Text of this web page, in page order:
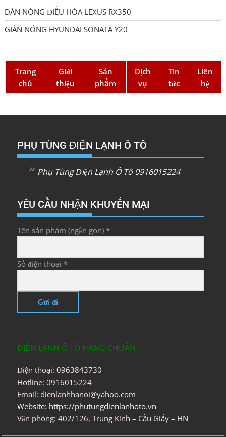
DÀN NÓNG ĐIỀU HÒA LEXUS RX350
GIÀN NÓNG HYUNDAI SONATA Y20
Trang
chủ
Giới
thiệu
Sản
phẩm
Dịch
vụ
Tin
tức
Liên
hệ
PHỤ TÙNG ĐIỆN LẠNH Ô TÔ
Phụ Tùng Điện Lạnh Ô Tô 0916015224
YÊU CẦU NHẬN KHUYẾN MẠI
Tên sản phẩm (ngắn gọn) *
Số điện thoại *
ĐIỆN LẠNH Ô TÔ HÀNG CHUẨN
Điện thoại: 0963843730
Hotline: 0916015224
Email: dienlanhhanoi@yahoo.com
Website: https://phutungdienlanhoto.vn
Văn phòng: 402/126, Trung Kính – Cầu Giấy – HN